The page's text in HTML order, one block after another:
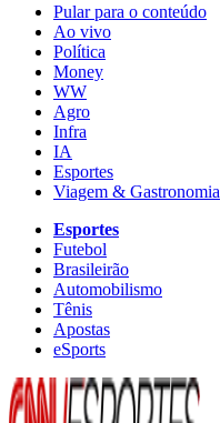
Pular para o conteúdo
Ao vivo
Política
Money
WW
Agro
Infra
IA
Esportes
Viagem & Gastronomia
Esportes
Futebol
Brasileirão
Automobilismo
Tênis
Apostas
eSports